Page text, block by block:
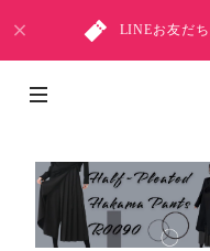
LINEお友だ